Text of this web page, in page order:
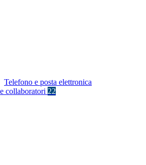
Telefono e posta elettronica
collaboratori 22